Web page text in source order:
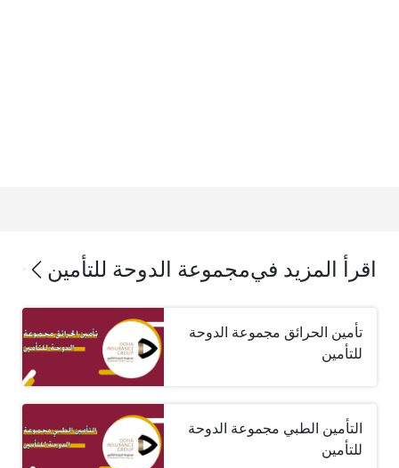
اقرأ المزيد فيمجموعة الدوحة للتأمين
تأمين الحرائق مجموعة الدوحة
للتأمين
التأمين الطبي مجموعة الدوحة
للتأمين